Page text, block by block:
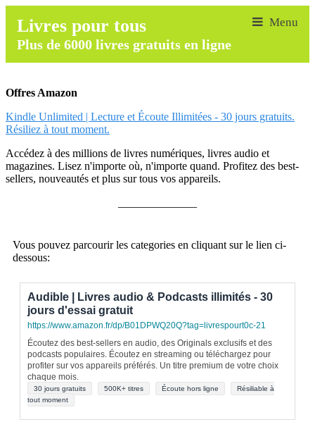
Livres pour tous
Plus de 6000 livres gratuits en ligne
Offres Amazon
Kindle Unlimited | Lecture et Écoute Illimitées - 30 jours gratuits.
Résiliez à tout moment.
Accédez à des millions de livres numériques, livres audio et
magazines. Lisez n'importe où, n'importe quand. Profitez des best-
sellers, nouveautés et plus sur tous vos appareils.
Vous pouvez parcourir les categories en cliquant sur le lien ci-
dessous:
Audible | Livres audio & Podcasts illimités - 30
jours d'essai gratuit
https://www.amazon.fr/dp/B01DPWQ20Q?tag=livrespourt0c-21
Écoutez des best-sellers en audio, des Originals exclusifs et des
podcasts populaires. Écoutez en streaming ou téléchargez pour
profiter sur vos appareils préférés. Un titre premium de votre choix
chaque mois.
30 jours gratuits 500K+ titres Écoute hors ligne
Résiliable à
tout moment